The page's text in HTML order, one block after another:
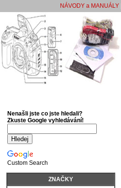
NÁVODY a MANUÁLY
Nenašli jste co jste hledali?
Zkuste Google vyhledávání!
Custom Search
ZNAČKY